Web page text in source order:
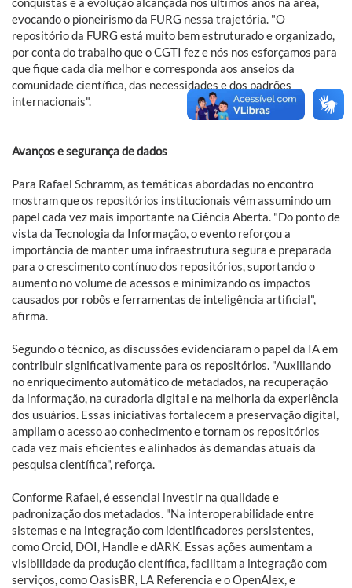
evocando o pioneirismo da FURG nessa trajetória. "O
repositório da FURG está muito bem estruturado e organizado,
por conta do trabalho que o CGTI fez e nós nos esforçamos para
que fique cada dia melhor e corresponda aos anseios da
comunidade científica, das necessidades e dos padrões
internacionais".
Avanços e segurança de dados
Para Rafael Schramm, as temáticas abordadas no encontro
mostram que os repositórios institucionais vêm assumindo um
papel cada vez mais importante na Ciência Aberta. "Do ponto de
vista da Tecnologia da Informação, o evento reforçou a
importância de manter uma infraestrutura segura e preparada
para o crescimento contínuo dos repositórios, suportando o
aumento no volume de acessos e minimizando os impactos
causados por robôs e ferramentas de inteligência artificial",
afirma.
Segundo o técnico, as discussões evidenciaram o papel da IA em
contribuir significativamente para os repositórios. "Auxiliando
no enriquecimento automático de metadados, na recuperação
da informação, na curadoria digital e na melhoria da experiência
dos usuários. Essas iniciativas fortalecem a preservação digital,
ampliam o acesso ao conhecimento e tornam os repositórios
cada vez mais eficientes e alinhados às demandas atuais da
pesquisa científica", reforça.
Conforme Rafael, é essencial investir na qualidade e
padronização dos metadados. "Na interoperabilidade entre
sistemas e na integração com identificadores persistentes,
como Orcid, DOI, Handle e dARK. Essas ações aumentam a
visibilidade da produção científica, facilitam a integração com
serviços, como OasisBR, LA Referencia e o OpenAlex, e